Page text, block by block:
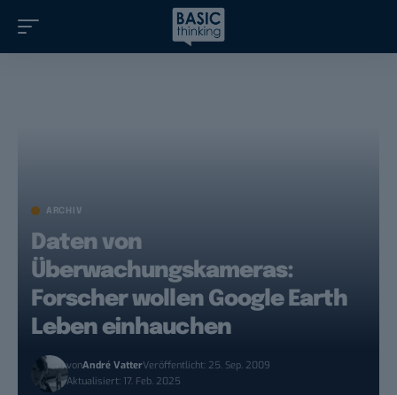
ARCHIV
Daten von
Überwachungskameras:
Forscher wollen Google Earth
Leben einhauchen
vonAndré VatterVeröffentlicht: 25. Sep. 2009
Aktualisiert: 17. Feb. 2025